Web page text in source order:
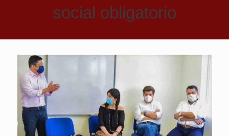
social obligatorio